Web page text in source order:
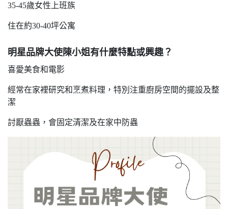
35-45歲女性上班族
住在約30-40坪公寓
明星品牌大使陳小姐有什麼特點或興趣？
喜愛美食和電影
經常在家裡研究和烹煮料理，特別注重廚房空間的擺設及整
潔
討厭蟲蟲，會固定清潔及在家中防蟲